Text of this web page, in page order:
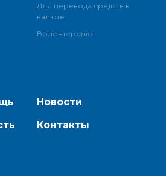
Для перевода средств в
валюте
Волонтерство
Новости
Контакты